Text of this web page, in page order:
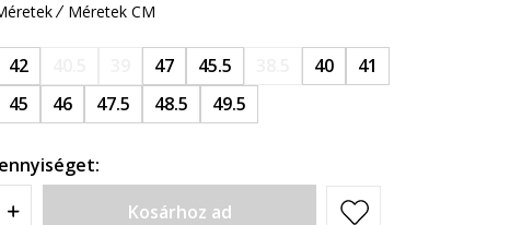
Méretek CM
42 47 45.5 40
41
45 46 47.5 48.5 49.5
Kosárhoz ad